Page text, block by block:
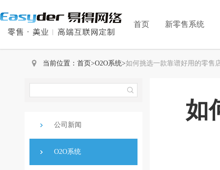
首页 新零售系统
当前位置： 首页>O2O系统>如何挑选一款靠谱好用的零售
公司新闻
O2O系统
如